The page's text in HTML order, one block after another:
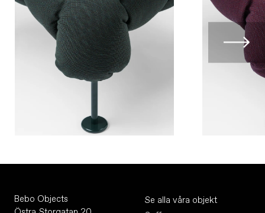
Bebo Objects
Se alla våra objekt